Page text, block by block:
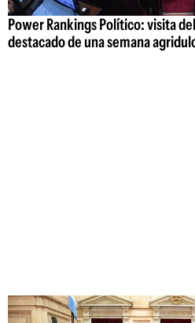
Power Rankings Político: visita
destacado de una semana